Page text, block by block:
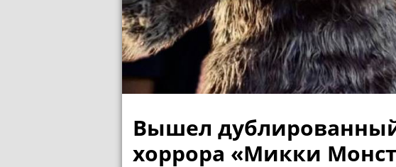
Вышел
хоррора «Микки